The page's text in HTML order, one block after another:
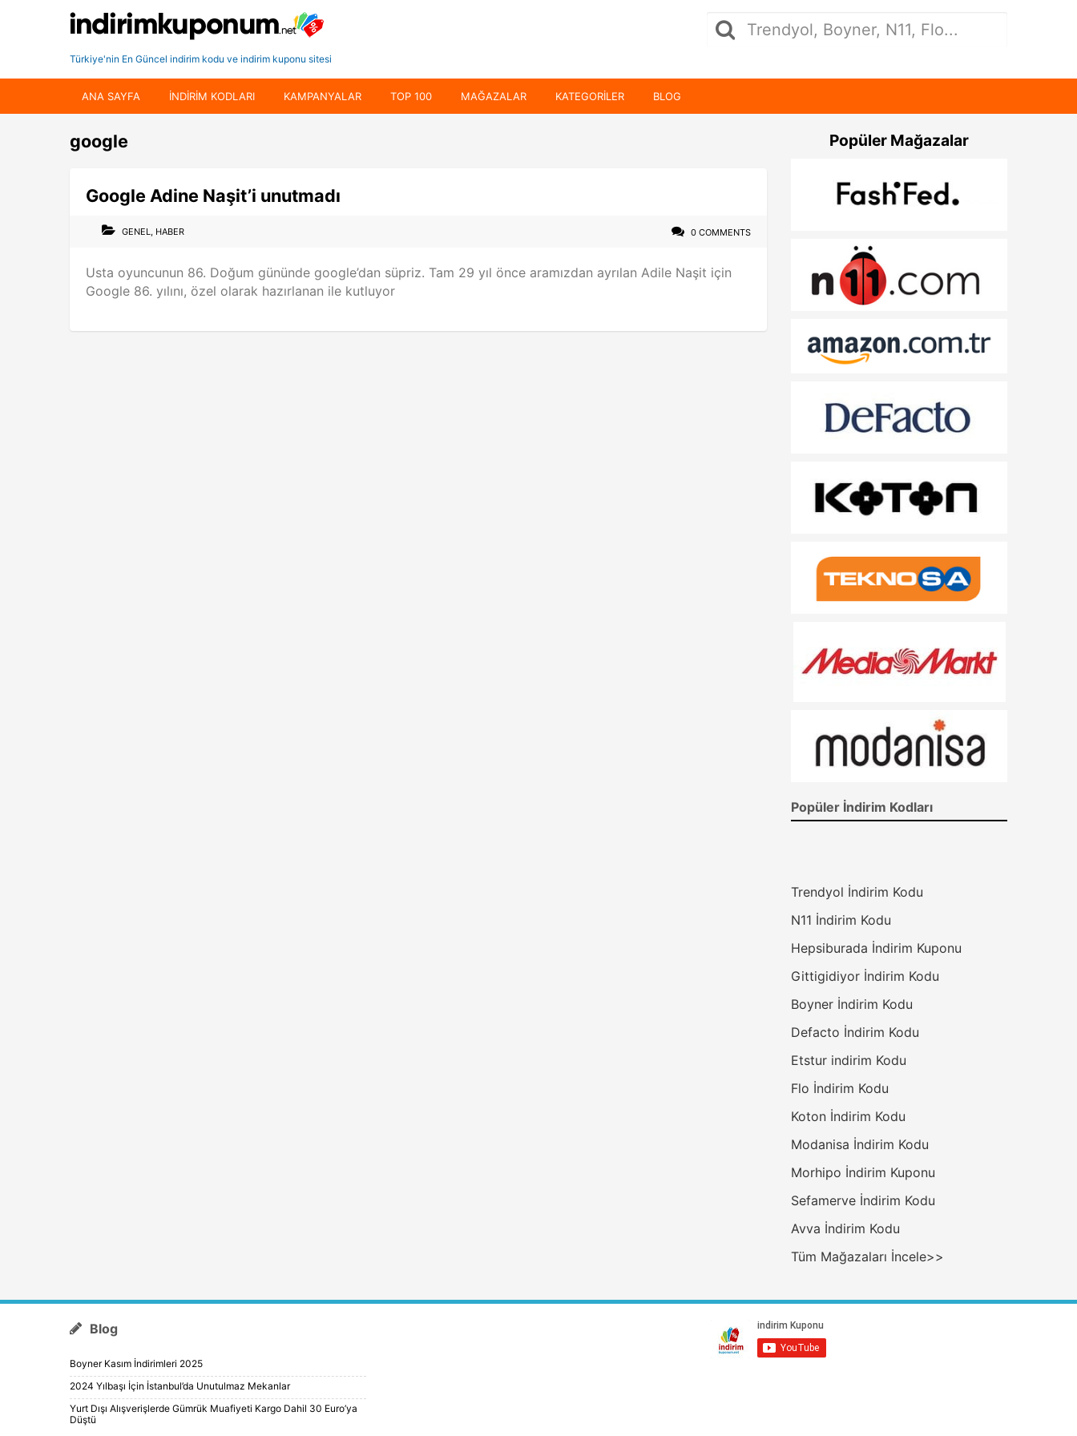
Türkiye'nin En Güncel indirim kodu ve indirim kuponu sitesi
ANA SAYFA INDIRIM KODLARI KAMPANYALAR TOP 100 MAĞAZALAR KATEGORILER BLOG
google
Google Adine Naşit’i unutmadı
GENEL HABER 0 COMMENTS
Usta oyuncunun 86. Doğum gününde google’dan süpriz. Tam 29 yıl önce aramızdan ayrılan Adile Naşit için
Google 86. yılını, özel olarak hazırlanan ile kutluyor
Popüler Mağazalar
Popüler İndirim Kodları
Trendyol İndirim Kodu
N11 İndirim Kodu
Hepsiburada İndirim Kuponu
Gittigidiyor İndirim Kodu
Boyner İndirim Kodu
Defacto İndirim Kodu
Etstur indirim Kodu
Flo İndirim Kodu
Koton İndirim Kodu
Modanisa İndirim Kodu
Morhipo İndirim Kuponu
Sefamerve İndirim Kodu
Avva İndirim Kodu
Tüm Mağazaları İncele>>
Blog
Boyner Kasım İndirimleri 2025
2024 Yılbaşı İçin İstanbul’da Unutulmaz Mekanlar
Yurt Dışı Alışverişlerde Gümrük Muafiyeti Kargo Dahil 30 Euro’ya
Düştü